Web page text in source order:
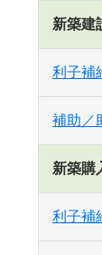
新築建
利子補
補助／
新築購
利子補